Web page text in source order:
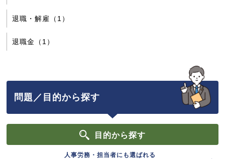
退職・解雇（1）
退職金（1）
問題／目的から探す
目的から探す
人事労務・担当者にも選ばれる